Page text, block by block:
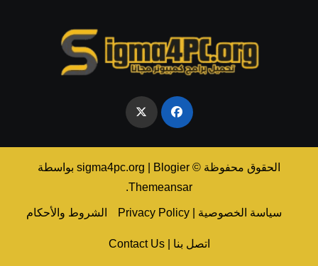
الحقوق محفوظة © sigma4pc.org Blogier
بواسطة
Themeansar
.
سياسة الخصوصية | Privacy Policy الشروط والأحكام
اتصل بنا | Contact Us